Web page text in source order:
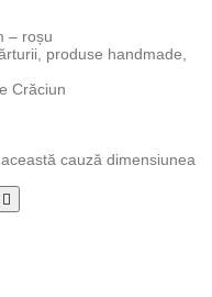
– roșu
produse handmade,
Crăciun
cauză dimensiunea
